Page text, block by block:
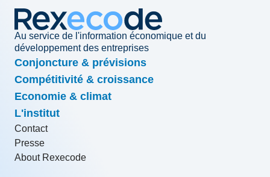
Au service de l'information économique et du
développement des entreprises
Conjoncture & prévisions
Compétitivité & croissance
Economie & climat
L'institut
Contact
Presse
About Rexecode